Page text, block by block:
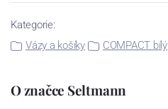
Kategorie:
Vázy a košíky
COMPACT bílý
O značce Seltmann